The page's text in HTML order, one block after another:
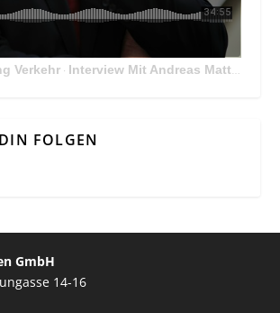
Verkehr · Interview Mit Andreas Matthä, CEO der ÖBB Holding
FOLGEN
GmbH
14-16